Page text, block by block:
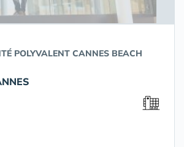
POLYVALENT CANNES BEACH